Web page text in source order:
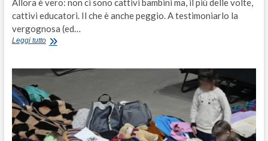
Allora è vero: non ci sono cattivi bambini ma, il più delle volte,
cattivi educatori. Il che è anche peggio. A testimoniarlo la
vergognosa (ed…
Leggi tutto“Brutta
gli
in
spiaggia.
Basta
con
la